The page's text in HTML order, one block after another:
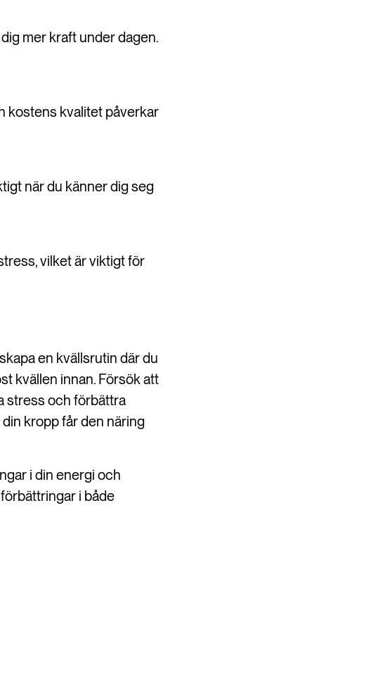
mer kraft under dagen.
kostens kvalitet påverkar
när du känner dig seg
vilket är viktigt för
en kvällsrutin där du
kvällen innan. Försök att
stress och förbättra
kropp får den näring
i din energi och
i både